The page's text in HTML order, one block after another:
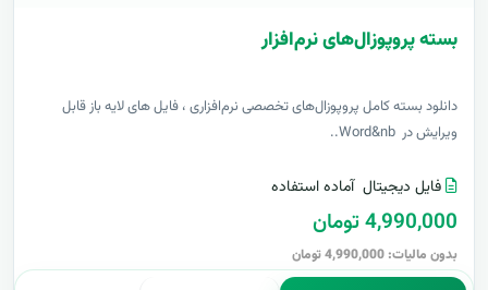
بسته پروپوزال‌های نرم‌افزار
دانلود بسته کامل پروپوزال‌های تخصصی نرم‌افزاری ، فایل های لایه باز قابل
ویرایش در Word&nb..
فایل دیجیتال آماده استفاده
4,990,000 تومان
بدون مالیات: 4,990,000 تومان